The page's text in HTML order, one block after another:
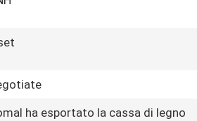
ha esportato la cassa di legno